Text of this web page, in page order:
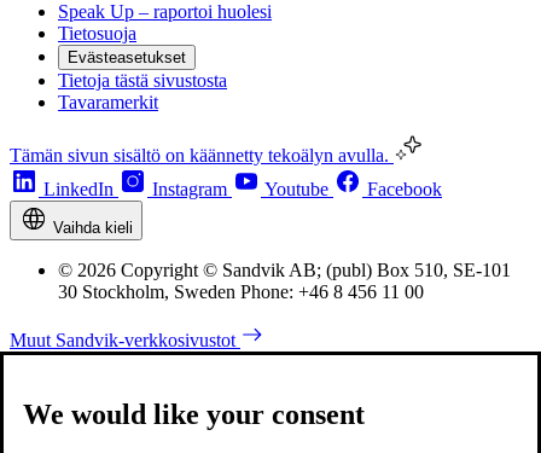
Speak Up – raportoi huolesi
Tietosuoja
Evästeasetukset
Tietoja tästä sivustosta
Tavaramerkit
Tämän sivun sisältö on käännetty tekoälyn avulla.
LinkedIn
Instagram Youtube Facebook
Vaihda kieli
© 2026 Copyright © Sandvik AB; (publ) Box 510, SE-101
30 Stockholm, Sweden Phone: +46 8 456 11 00
Muut Sandvik-verkkosivustot
We would like your consent